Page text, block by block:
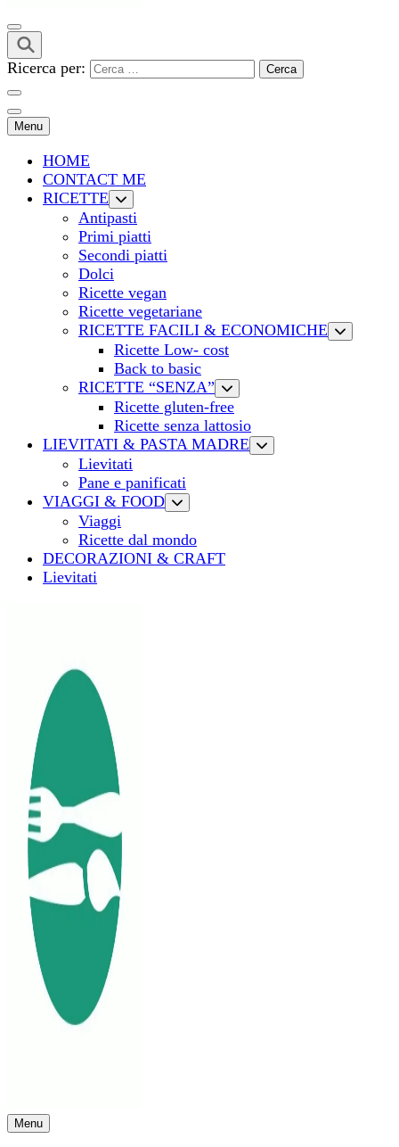
Ricerca per:
Menu
HOME
CONTACT ME
RICETTE
Antipasti
Primi piatti
Secondi piatti
Dolci
Ricette vegan
Ricette vegetariane
RICETTE FACILI & ECONOMICHE
Ricette Low- cost
Back to basic
RICETTE “SENZA”
Ricette gluten-free
Ricette senza lattosio
LIEVITATI & PASTA MADRE
Lievitati
Pane e panificati
VIAGGI & FOOD
Viaggi
Ricette dal mondo
DECORAZIONI & CRAFT
Lievitati
Menu